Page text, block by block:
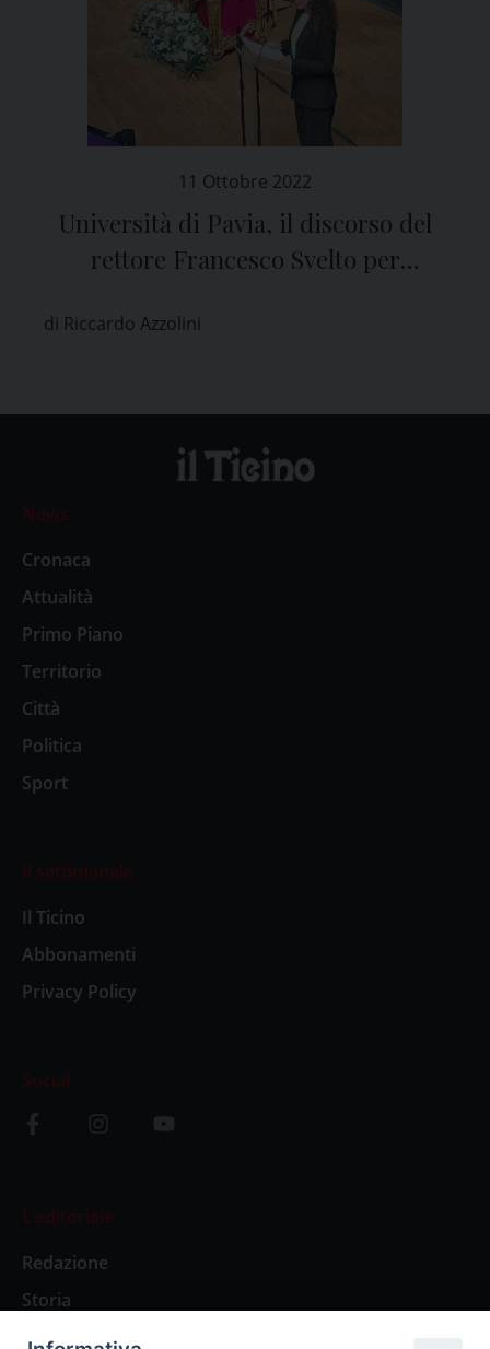
11 Ottobre 2022
Università di Pavia, il discorso del
rettore Francesco Svelto per
2022-2023
di Riccardo Azzolini
News
Cronaca
Attualità
Primo Piano
Territorio
Città
Politica
Sport
Il settimanale
Il Ticino
Abbonamenti
Privacy Policy
Social
L’editoriale
Redazione
Storia